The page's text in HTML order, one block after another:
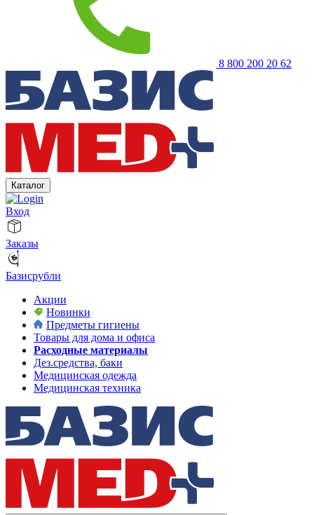
8 800 200 20 62
Каталог
Вход
Заказы
Базисрубли
Акции
Новинки
Предметы гигиены
Товары для дома и офиса
Расходные материалы
Дез.средства, баки
Медицинская одежда
Медицинская техника